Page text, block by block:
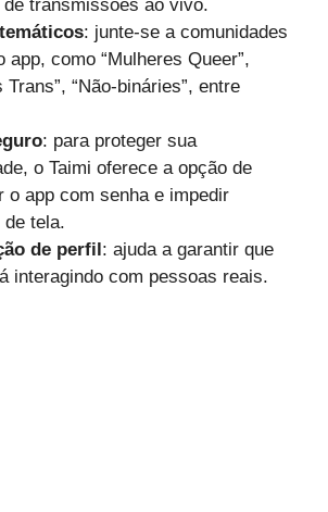
de transmissões ao vivo.
: junte-se a comunidades
app, como “Mulheres Queer”,
Trans”, “Não-bináries”, entre
: para proteger sua
o Taimi oferece a opção de
o app com senha e impedir
tela.
de perfil: ajuda a garantir que
interagindo com pessoas reais.